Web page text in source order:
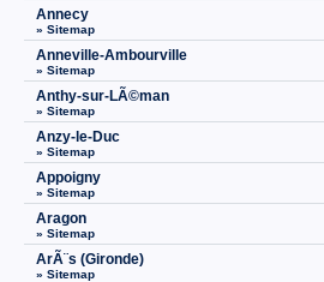
Annecy
» Sitemap
Anneville-Ambourville
» Sitemap
Anthy-sur-LÃ©man
» Sitemap
Anzy-le-Duc
» Sitemap
Appoigny
» Sitemap
Aragon
» Sitemap
ArÃ¨s (Gironde)
» Sitemap